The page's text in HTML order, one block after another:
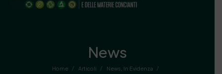
News
Home / Articoli / News In Evidenza
/